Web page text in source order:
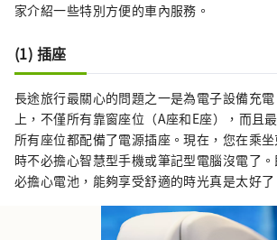
家介紹一些特別方便的車內服務。
(1) 插座
長途旅行最關心的問題之一是為電子設備充
上，不僅所有靠窗座位（A座和E座），而且
所有座位都配備了電源插座。現在，您在乘
時不必擔心智慧型手機或筆記型電腦沒電了
必擔心電池，能夠享受舒適的時光真是太好了